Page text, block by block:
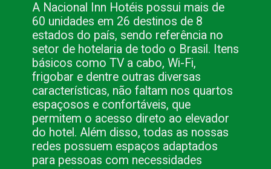
A Nacional Inn Hotéis possui mais de
60 unidades em 26 destinos de 8
estados do país, sendo referência no
setor de hotelaria de todo o Brasil. Itens
básicos como TV a cabo, Wi-Fi,
frigobar e dentre outras diversas
características, não faltam nos quartos
espaçosos e confortáveis, que
permitem o acesso direto ao elevador
do hotel. Além disso, todas as nossas
redes possuem espaços adaptados
para pessoas com necessidades